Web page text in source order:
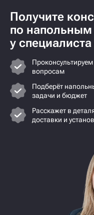
Получите
по
у
вопросам
Подберёт
задачи и бюджет
Расскажет в
доставки и